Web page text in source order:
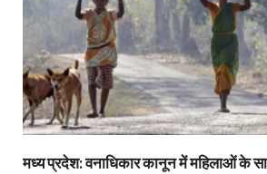
मध्य प्रदेश: वनाधिकार कानून में महिलाओं के